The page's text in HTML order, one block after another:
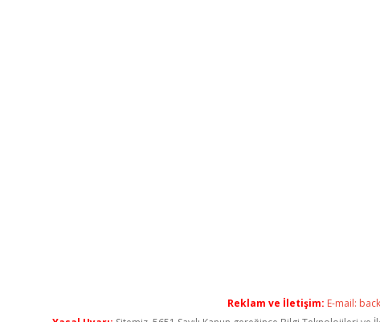
Reklam ve İletişim: E-mail: